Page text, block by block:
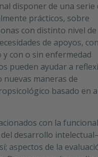
disponer de una serie
prácticos, sobre
con distinto nivel de
de apoyos,
con o sin enfermedad
pueden ayudar a
maneras de
basado en
con la
desarrollo
aspectos de la